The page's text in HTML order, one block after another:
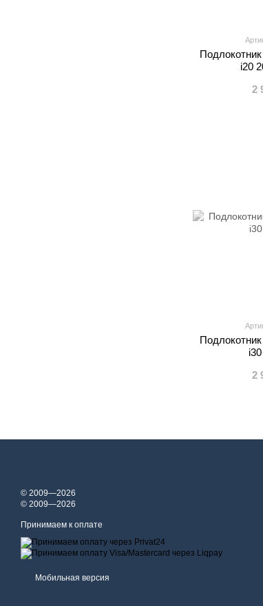
i20
2
2
© 2009—2026
© 2009—2026
Принимаем к оплате
Мобильная версия